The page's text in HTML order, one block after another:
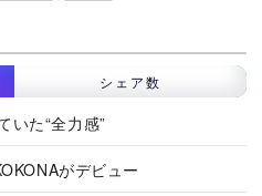
シェア数
いた“全力感”
がデビュー